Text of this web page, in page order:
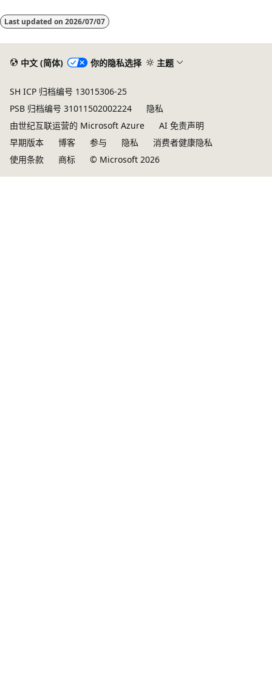
Last updated on 2026/07/07
中文 (简体) 你的隐私选择 主题
SH ICP 归档编号 13015306-25
PSB 归档编号 31011502002224
隐私
由世纪互联运营的 Microsoft Azure
AI 免责声明
早期版本
博客 参与 隐私
消费者健康隐私
使用条款
商标 © Microsoft 2026